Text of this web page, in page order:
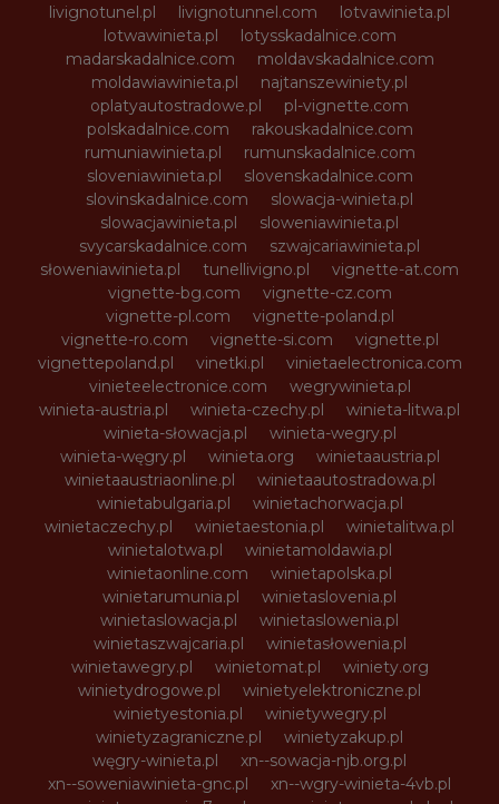
livignotunel.pl
livignotunnel.com
lotvawinieta.pl
lotwawinieta.pl
lotysskadalnice.com
madarskadalnice.com
moldavskadalnice.com
moldawiawinieta.pl
najtanszewiniety.pl
oplatyautostradowe.pl
pl-vignette.com
polskadalnice.com
rakouskadalnice.com
rumuniawinieta.pl
rumunskadalnice.com
sloveniawinieta.pl
slovenskadalnice.com
slovinskadalnice.com
slowacja-winieta.pl
slowacjawinieta.pl
sloweniawinieta.pl
svycarskadalnice.com
szwajcariawinieta.pl
słoweniawinieta.pl
tunellivigno.pl
vignette-at.com
vignette-bg.com
vignette-cz.com
vignette-pl.com
vignette-poland.pl
vignette-ro.com
vignette-si.com
vignette.pl
vignettepoland.pl
vinetki.pl
vinietaelectronica.com
vinieteelectronice.com
wegrywinieta.pl
winieta-austria.pl
winieta-czechy.pl
winieta-litwa.pl
winieta-słowacja.pl
winieta-wegry.pl
winieta-węgry.pl
winieta.org
winietaaustria.pl
winietaaustriaonline.pl
winietaautostradowa.pl
winietabulgaria.pl
winietachorwacja.pl
winietaczechy.pl
winietaestonia.pl
winietalitwa.pl
winietalotwa.pl
winietamoldawia.pl
winietaonline.com
winietapolska.pl
winietarumunia.pl
winietaslovenia.pl
winietaslowacja.pl
winietaslowenia.pl
winietaszwajcaria.pl
winietasłowenia.pl
winietawegry.pl
winietomat.pl
winiety.org
winietydrogowe.pl
winietyelektroniczne.pl
winietyestonia.pl
winietywegry.pl
winietyzagraniczne.pl
winietyzakup.pl
węgry-winieta.pl
xn--sowacja-njb.org.pl
xn--soweniawinieta-gnc.pl
xn--wgry-winieta-4vb.pl